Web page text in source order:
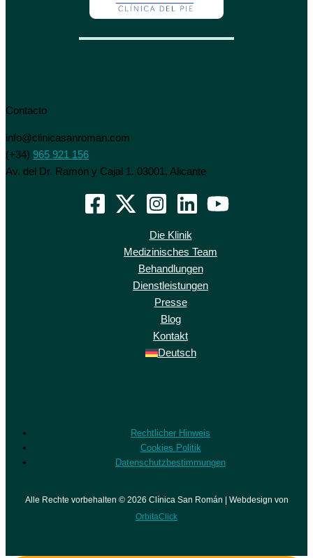
Contacto
info@clinicasanroman.com
(+34) 965 921 156
Av. del Dr. Ramón y Cajal 1. 03001, Alicante
Die Klinik
Medizinisches Team
Behandlungen
Dienstleistungen
Presse
Blog
Kontakt
Deutsch
Rechtlicher Hinweis
Cookies Politik
Datenschutzbestimmungen
Alle Rechte vorbehalten © 2026 Clínica San Román | Webdesign von
OrbitaClick